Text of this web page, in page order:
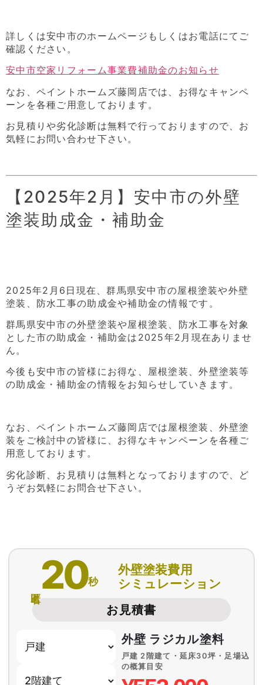
詳しくは安中市のホームページもしくはお電話にてご
確認ください。
安中市空家リフォーム事業費補助金のお知らせ
なお、ペイントホームズ藤岡店では、お得なキャンペ
ーンを各種ご用意しております。
お見積りや劣化診断は無料で行っておりますので、お
気軽にお問い合わせ下さい。
【2025年2月】安中市の外壁
塗装助成金・補助金
2025年2月6日現在、群馬県安中市の屋根塗装や外壁
塗装、防水工事の助成金や補助金の情報です。
群馬県安中市の外壁塗装や屋根塗装、防水工事を対象
とした市の助成金・補助金は2025年2月現在ありませ
ん。
今後も安中市の皆様にお得な、屋根塗装、外壁塗装等
の助成金・補助金の情報をお知らせしていきます。
なお、ペイントホームズ藤岡店では屋根塗装、外壁塗
装をご検討中の皆様に、お得なキャンペーンを各種ご
用意しております。
劣化診断、お見積りは無料となっておりますので、ど
うぞお気軽にお問合せ下さい。
20秒
外壁塗装費用
シミュレーション
お見積書
外壁 ラジカル塗料
戸建 2階建て・延床30坪・足場込
の概算目安